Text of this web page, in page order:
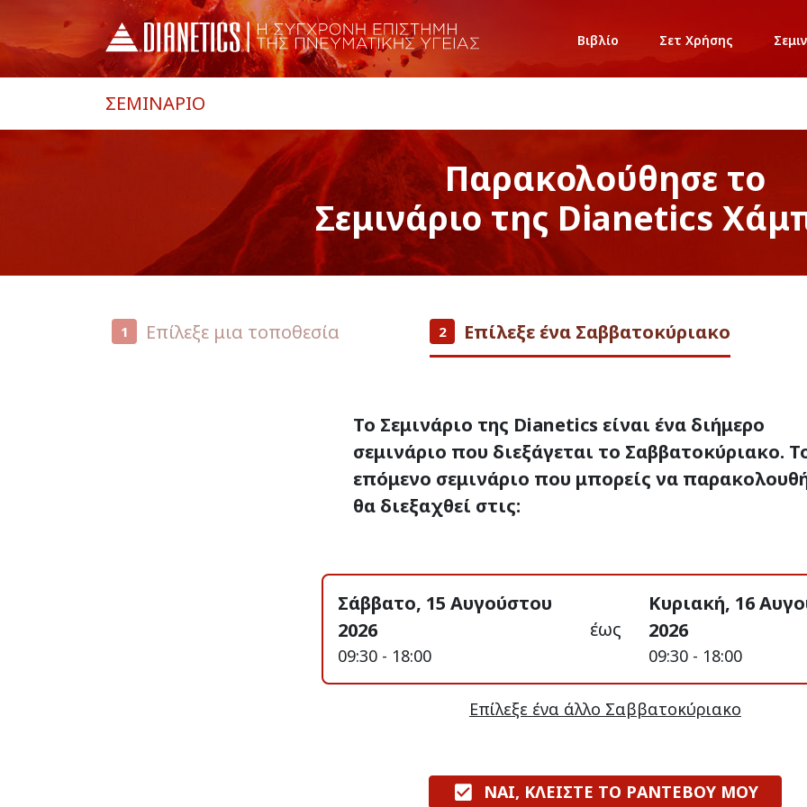
Βιβλίο Σετ Χρήσης
ΣΕΜΙΝΑΡΙΟ
Παρακολούθησε το
Σεμινάριο της Dianetics
1 Επίλεξε μια τοποθεσία 2 Επίλεξε ένα Σαββατοκύριακο
Το Σεμινάριο της Dianetics είναι ένα διήμερο
σεμινάριο που διεξάγεται το Σαββατοκύριακο.
επόμενο σεμινάριο που μπορείς να
θα διεξαχθεί στις:
Σάββατο, 15 Αυγούστου
2026
09:30 - 18:00
έως
Κυριακή, 16
2026
09:30 - 18:00
Επίλεξε ένα άλλο Σαββατοκύριακο
ΝΑΙ, ΚΛΕΙΣΤΕ ΤΟ ΡΑΝΤΕΒΟΥ ΜΟΥ